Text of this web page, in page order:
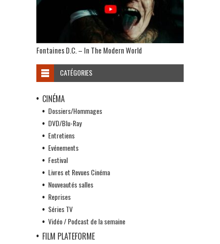
Fontaines D.C. – In The Modern World
CATÉGORIES
CINÉMA
Dossiers/Hommages
DVD/Blu-Ray
Entretiens
Evénements
Festival
Livres et Revues Cinéma
Nouveautés salles
Reprises
Séries TV
Vidéo / Podcast de la semaine
FILM PLATEFORME